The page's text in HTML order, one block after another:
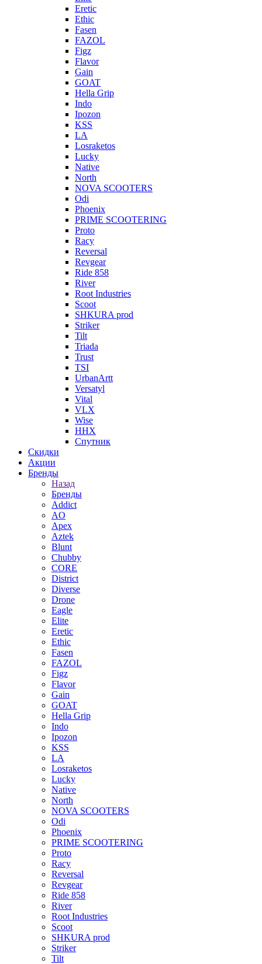
Eretic
Ethic
Fasen
FAZOL
Figz
Flavor
Gain
GOAT
Hella Grip
Indo
Ipozon
KSS
LA
Losraketos
Lucky
Native
North
NOVA SCOOTERS
Odi
Phoenix
PRIME SCOOTERING
Proto
Racy
Reversal
Revgear
Ride 858
River
Root Industries
Scoot
SHKURA рrоd
Striker
Tilt
Triada
Trust
TSI
UrbanArtt
Versatyl
Vital
VLX
Wise
ННХ
Спутник
Скидки
Акции
Бренды
Назад
Бренды
Addict
AO
Apex
Aztek
Blunt
Chubby
CORE
District
Diverse
Drone
Eagle
Elite
Eretic
Ethic
Fasen
FAZOL
Figz
Flavor
Gain
GOAT
Hella Grip
Indo
Ipozon
KSS
LA
Losraketos
Lucky
Native
North
NOVA SCOOTERS
Odi
Phoenix
PRIME SCOOTERING
Proto
Racy
Reversal
Revgear
Ride 858
River
Root Industries
Scoot
SHKURA рrоd
Striker
Tilt